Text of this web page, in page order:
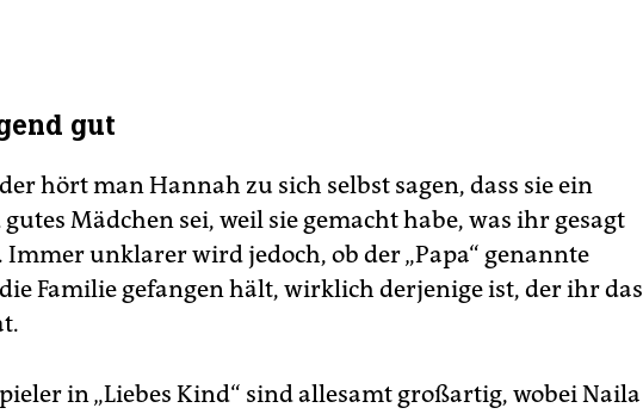
gut
hört man Hannah zu sich selbst sagen, dass sie ein
Mädchen sei, weil sie gemacht habe, was ihr gesagt
Immer unklarer wird jedoch, ob der „Papa“ genannte
Familie gefangen hält, wirklich derjenige ist, der ihr das
in „Liebes Kind“ sind allesamt großartig, wobei Naila